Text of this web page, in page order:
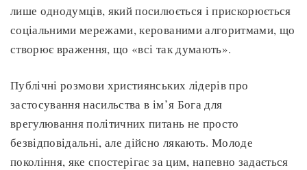
лише однодумців, який посилюється і прискорюється
соціальними мережами, керованими алгоритмами, що
створює враження, що «всі так думають».
Публічні розмови християнських лідерів про
застосування насильства в ім’я Бога для
врегулювання політичних питань не просто
безвідповідальні, але дійсно лякають. Молоде
покоління, яке спостерігає за цим, напевно задається